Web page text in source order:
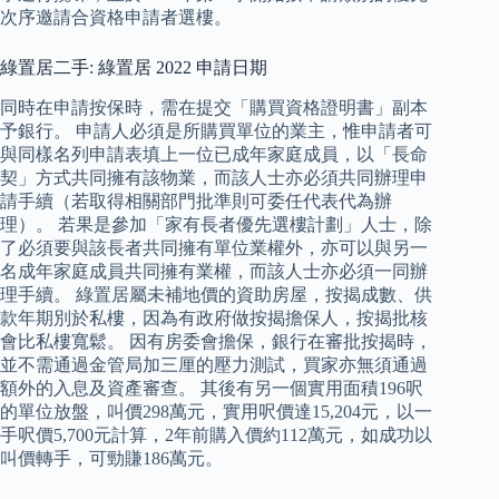
次序邀請合資格申請者選樓。
綠置居二手: 綠置居 2022 申請日期
同時在申請按保時，需在提交「購買資格證明書」副本
予銀行。 申請人必須是所購買單位的業主，惟申請者可
與同樣名列申請表填上一位已成年家庭成員，以「長命
契」方式共同擁有該物業，而該人士亦必須共同辦理申
請手續（若取得相關部門批準則可委任代表代為辦
理）。 若果是參加「家有長者優先選樓計劃」人士，除
了必須要與該長者共同擁有單位業權外，亦可以與另一
名成年家庭成員共同擁有業權，而該人士亦必須一同辦
理手續。 綠置居屬未補地價的資助房屋，按揭成數、供
款年期別於私樓，因為有政府做按揭擔保人，按揭批核
會比私樓寬鬆。 因有房委會擔保，銀行在審批按揭時，
並不需通過金管局加三厘的壓力測試，買家亦無須通過
額外的入息及資產審查。 其後有另一個實用面積196呎
的單位放盤，叫價298萬元，實用呎價達15,204元，以一
手呎價5,700元計算，2年前購入價約112萬元，如成功以
叫價轉手，可勁賺186萬元。